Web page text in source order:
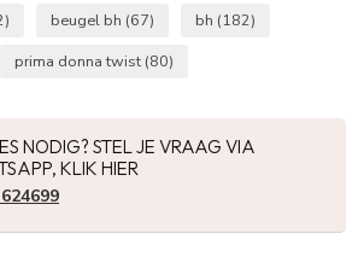
beugel bh (67) bh (182)
prima donna twist (80)
NODIG? STEL JE VRAAG VIA
KLIK HIER